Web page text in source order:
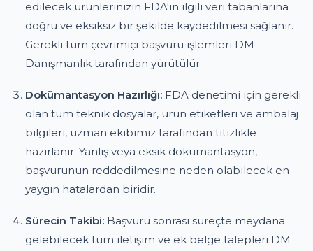
edilecek ürünlerinizin FDA'in ilgili veri tabanlarına
doğru ve eksiksiz bir şekilde kaydedilmesi sağlanır.
Gerekli tüm çevrimiçi başvuru işlemleri DM
Danışmanlık tarafından yürütülür.
Dokümantasyon Hazırlığı: FDA denetimi için gerekli
olan tüm teknik dosyalar, ürün etiketleri ve ambalaj
bilgileri, uzman ekibimiz tarafından titizlikle
hazırlanır. Yanlış veya eksik dokümantasyon,
başvurunun reddedilmesine neden olabilecek en
yaygın hatalardan biridir.
Sürecin Takibi: Başvuru sonrası süreçte meydana
gelebilecek tüm iletişim ve ek belge talepleri DM